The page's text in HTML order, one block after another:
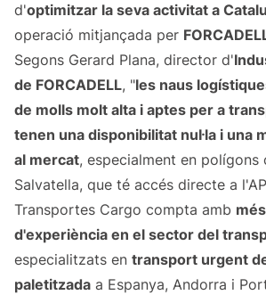
d'optimitzar la seva activitat a
operació mitjançada per
Segons Gerard Plana, director d'
de FORCADELL, "les naus
de molls molt alta i aptes per a
tenen una disponibilitat nul·la i una
al mercat, especialment en polígons
Salvatella, que té accés directe a
Transportes Cargo compta amb
d'experiència en el sector del
especialitzats en transport urgent
paletitzada a Espanya, Andorra i